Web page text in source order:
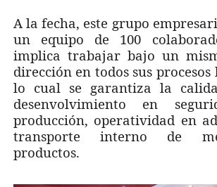
A la fecha, este grupo
un equipo de 100
implica trabajar bajo un
dirección en todos sus procesos
lo cual se garantiza la
desenvolvimiento en
producción, operatividad en
transporte interno de
productos.